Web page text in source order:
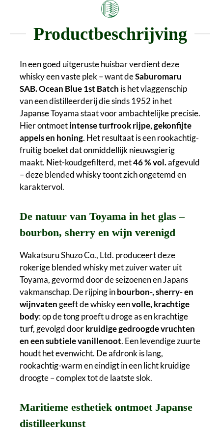
Productbeschrijving
In een goed uitgeruste huisbar verdient deze
whisky een vaste plek – want deSaburomaru
SAB. Ocean Blue 1st Batch is het vlaggenschip
van een distilleerderij die sinds 1952 in het
Japanse Toyama staat voor ambachtelijke precisie.
Hier ontmoetintense turfrookrijpe, gekonfijte
appels en honing. Het resultaat is een rookachtig-
fruitig boeket dat onmiddellijk nieuwsgierig
maakt. Niet-koudgefilterd, met46 % vol.afgevuld
– deze blended whisky toont zich ongetemd en
karaktervol.
De natuur van Toyama in het glas –
bourbon, sherry en wijn verenigd
Wakatsuru Shuzo Co., Ltd. produceert deze
rokerige blended whisky met zuiver water uit
Toyama, gevormd door de seizoenen en Japans
vakmanschap. De rijping inbourbon-, sherry- en
wijnvaten geeft de whisky eenvolle, krachtige
body: op de tong proeft u droge as en krachtige
turf, gevolgd doorkruidige gedroogde vruchten
en een subtiele vanillenoot. Een levendige zuurte
houdt het evenwicht. De afdronk is lang,
rookachtig-warm en eindigt in een licht kruidige
droogte – complex tot de laatste slok.
Maritieme esthetiek ontmoet Japanse
distilleerkunst